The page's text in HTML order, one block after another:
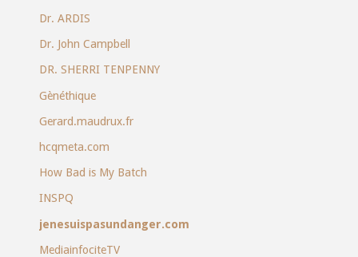
Dr. ARDIS
Dr. John Campbell
DR. SHERRI TENPENNY
Gènéthique
Gerard.maudrux.fr
hcqmeta.com
How Bad is My Batch
INSPQ
jenesuispasundanger.com
MediainfociteTV